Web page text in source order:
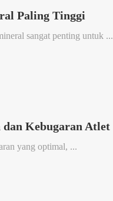
Paling Tinggi
sangat penting untuk ...
Kebugaran Atlet
yang optimal, ...